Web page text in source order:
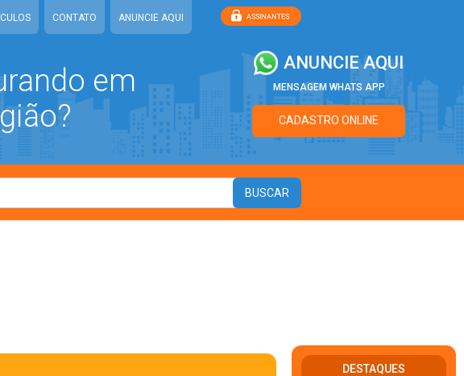
CONTATO ANUNCIE AQUI
em
ANUNCIE AQUI
MENSAGEM WHATS APP
CADASTRO ONLINE
DESTAQUES